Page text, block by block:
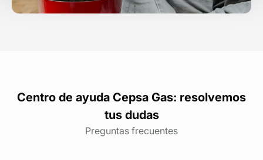
Centro de ayuda Cepsa Gas: resolvemos
tus dudas
Preguntas frecuentes